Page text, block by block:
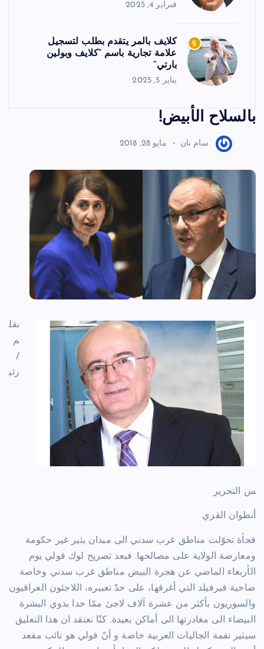
فبراير 4, 2025
5
كلايف بالمر يتقدم بطلب لتسجيل
علامة تجارية باسم “كلايف وبولين
بارتي”
يناير 5, 2025
بالسلاح الأبيض!
سام نان مايو 28, 2018
بقل
م
/
رئي
س التحرير
أنطوان القزي
فجأة تحوّلت مناطق غرب سدني الى ميدان يثير غير حكومة
ومعارضة الولاية على مصالحها. فبعد تصريح لوك فولي يوم
الأربعاء الماضي عن هجرة البيض مناطق غرب سدني وخاصة
ضاحية فيرفيلد التي أغرقها، على حدّ تعبيره، اللاجئون العراقيون
والسوريون بأكثر من عشرة آلاف لاجئ ممّا حدا بذوي البشرة
البيضاء الى مغادرتها الى أماكن بعيدة. كنّا نعتقد ان هذا التعليق
سيثير نقمة الجاليات العربية خاصة و أنّ فولي هو نائب مقعد